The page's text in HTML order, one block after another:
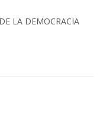
LA DEMOCRACIA